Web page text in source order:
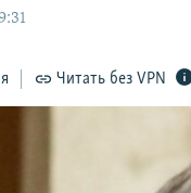
Читать без VPN